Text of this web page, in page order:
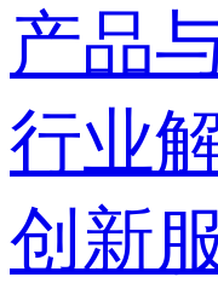
产品
行业
创新